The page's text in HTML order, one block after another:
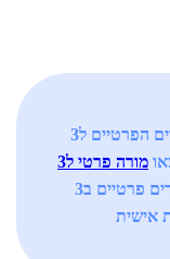
כל המורים הפרטיים ל3D Studio Max עכשיו במקום
שיעורים פרטיים ב3D Studio Max בבית או שיעורי
אישית